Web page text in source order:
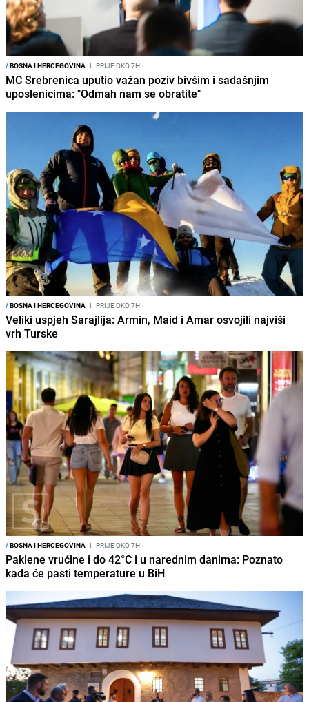
/BOSNA I HERCEGOVINA I PRIJE OKO 7H
MC Srebrenica uputio važan poziv bivšim i sadašnjim
uposlenicima: "Odmah nam se obratite"
/BOSNA I HERCEGOVINA I PRIJE OKO 7H
Veliki uspjeh Sarajlija: Armin, Maid i Amar osvojili najviši
vrh Turske
/BOSNA I HERCEGOVINA I PRIJE OKO 7H
Paklene vrućine i do 42°C i u narednim danima: Poznato
kada će pasti temperature u BiH